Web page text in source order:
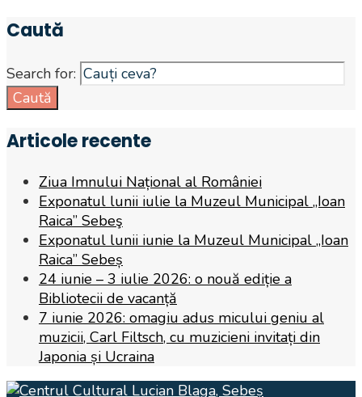
Caută
Search for:
Caută
Articole recente
Ziua Imnului Național al României
Exponatul lunii iulie la Muzeul Municipal „Ioan
Raica” Sebeş
Exponatul lunii iunie la Muzeul Municipal „Ioan
Raica” Sebeș
24 iunie – 3 iulie 2026: o nouă ediție a
Bibliotecii de vacanță
7 iunie 2026: omagiu adus micului geniu al
muzicii, Carl Filtsch, cu muzicieni invitați din
Japonia și Ucraina